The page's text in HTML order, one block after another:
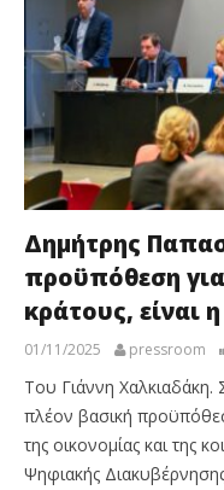
Δημήτρης
προϋπόθεση
κράτους, είναι
01/11/2025 pressroom
Του Γιάννη
πλέον βασική
της οικονομίας και της
Ψηφιακής